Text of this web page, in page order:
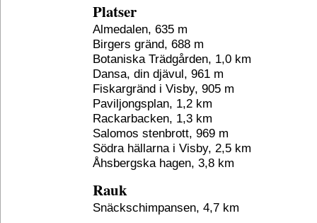
Platser
Almedalen, 635 m
Birgers gränd, 688 m
Botaniska Trädgården, 1,0 km
Dansa, din djävul, 961 m
Fiskargränd i Visby, 905 m
Paviljongsplan, 1,2 km
Rackarbacken, 1,3 km
Salomos stenbrott, 969 m
Södra hällarna i Visby, 2,5 km
Åhsbergska hagen, 3,8 km
Rauk
Snäckschimpansen, 4,7 km